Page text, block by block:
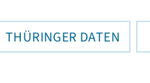
THÜRINGER DATEN